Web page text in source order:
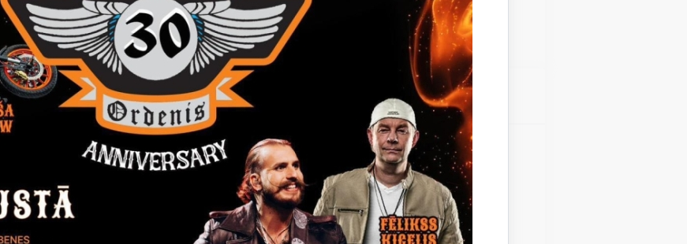
24. martā Gulbenes kultūras centrā Gulbenes novada skolēnu Teātra diena
Pasākums
Datums
10. augusts, 2022
Laiks
18.00
Atrašanās vieta
Stāmerienas pils
Katalonijas bundzinieku koncerts "Fills De
La Flama"
10.augustā 18:00 pie Stāmerienas pils Katalonijas
bundzinieku koncerts "Fills De La Flama".
Koncerts